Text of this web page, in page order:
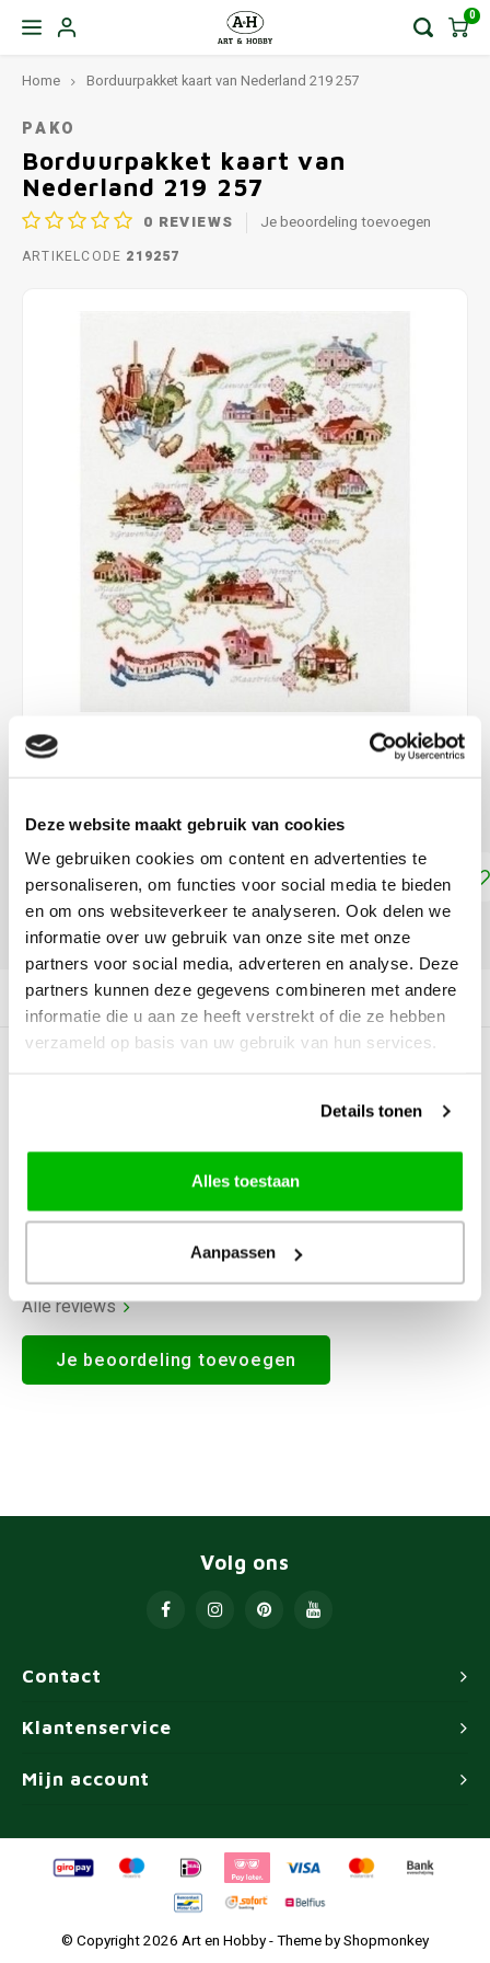
Deze website maakt gebruik van cookies
We gebruiken cookies om content en advertenties te
personaliseren, om functies voor social media te bieden
en om ons websiteverkeer te analyseren. Ook delen we
informatie over uw gebruik van onze site met onze
partners voor social media, adverteren en analyse. Deze
partners kunnen deze gegevens combineren met andere
informatie die u aan ze heeft verstrekt of die ze hebben
verzameld op basis van uw gebruik van hun services.
Details tonen
Alles toestaan
Aanpassen
0
Home Borduurpakket kaart van Nederland 219 257
PAKO
Borduurpakket kaart van
Nederland 219 257
0 REVIEWS Je beoordeling toevoegen
ARTIKELCODE 219257
LEVERTIJD: CA. 1 WEEK
Toevoegen aan winkelwagen
DELEN:
Productomschrijving
Alle reviews
Je beoordeling toevoegen
Contact
Volg ons
Klantenservice
Mijn account
© Copyright 2026 Art en Hobby - Theme byShopmonkey